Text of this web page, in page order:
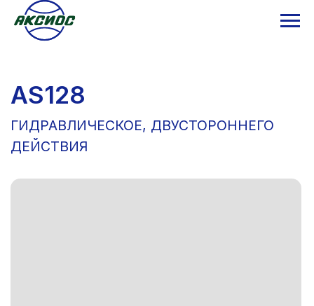
ГИДРАВЛИЧЕСКОE, ДВУСТОРОННЕГО
ДЕЙСТВИЯ